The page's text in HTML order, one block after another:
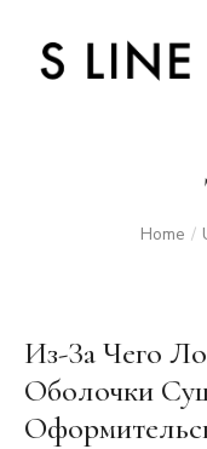
Home /
Из-За Чего
Оболочки